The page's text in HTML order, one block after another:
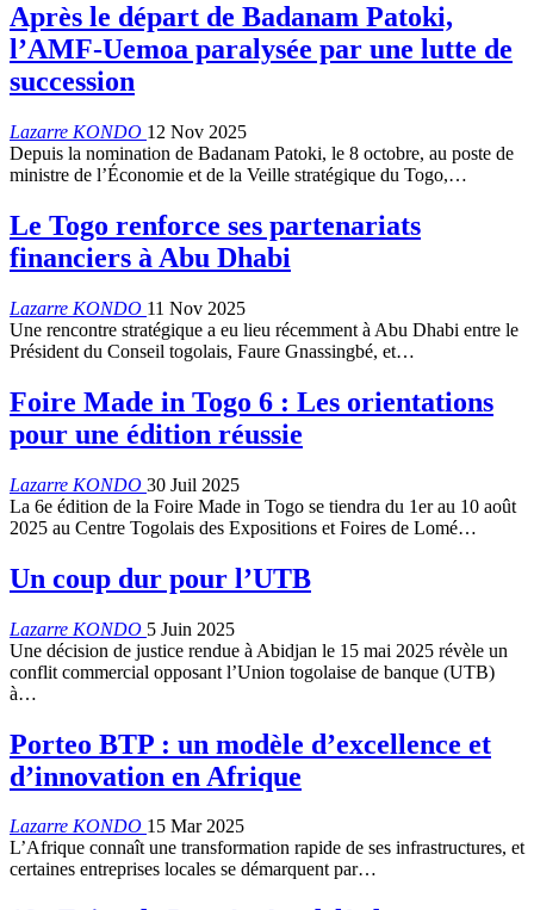
Après le départ de Badanam Patoki,
l’AMF-Uemoa paralysée par une lutte de
succession
Lazarre KONDO 12 Nov 2025
Depuis la nomination de Badanam Patoki, le 8 octobre, au poste de
ministre de l’Économie et de la Veille stratégique du Togo,…
Le Togo renforce ses partenariats
financiers à Abu Dhabi
Lazarre KONDO 11 Nov 2025
Une rencontre stratégique a eu lieu récemment à Abu Dhabi entre le
Président du Conseil togolais, Faure Gnassingbé, et…
Foire Made in Togo 6 : Les orientations
pour une édition réussie
Lazarre KONDO 30 Juil 2025
La 6e édition de la Foire Made in Togo se tiendra du 1er au 10 août
2025 au Centre Togolais des Expositions et Foires de Lomé…
Un coup dur pour l’UTB
Lazarre KONDO 5 Juin 2025
Une décision de justice rendue à Abidjan le 15 mai 2025 révèle un
conflit commercial opposant l’Union togolaise de banque (UTB)
à…
Porteo BTP : un modèle d’excellence et
d’innovation en Afrique
Lazarre KONDO 15 Mar 2025
L’Afrique connaît une transformation rapide de ses infrastructures, et
certaines entreprises locales se démarquent par…